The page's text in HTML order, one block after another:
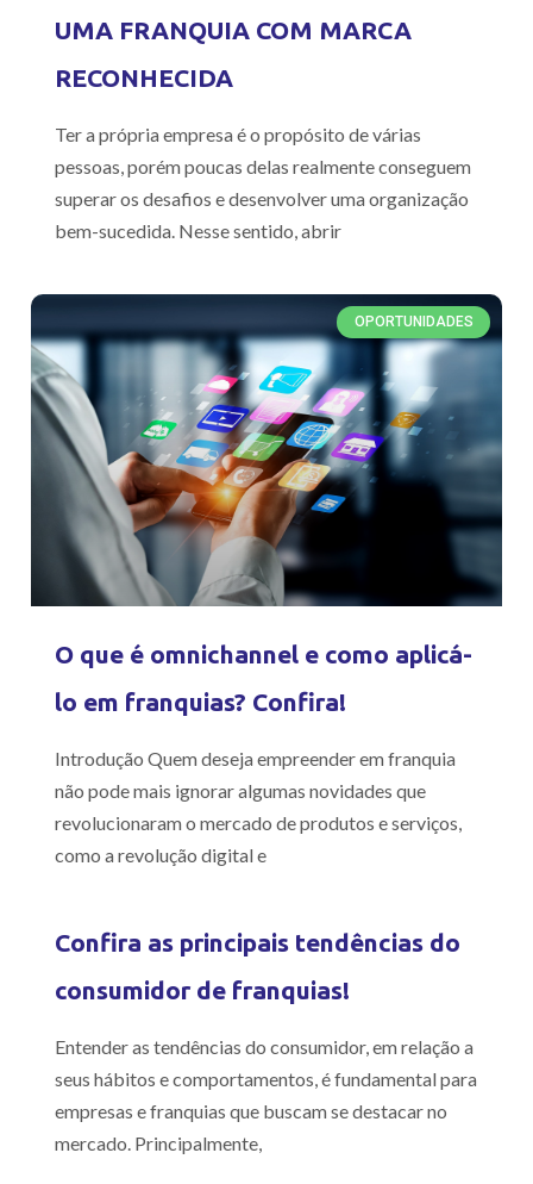
UMA FRANQUIA COM MARCA
RECONHECIDA
Ter a própria empresa é o propósito de várias
pessoas, porém poucas delas realmente conseguem
superar os desafios e desenvolver uma organização
bem-sucedida. Nesse sentido, abrir
OPORTUNIDADES
O que é omnichannel e como aplicá-
lo em franquias? Confira!
Introdução Quem deseja empreender em franquia
não pode mais ignorar algumas novidades que
revolucionaram o mercado de produtos e serviços,
como a revolução digital e
Confira as principais tendências do
consumidor de franquias!
Entender as tendências do consumidor, em relação a
seus hábitos e comportamentos, é fundamental para
empresas e franquias que buscam se destacar no
mercado. Principalmente,